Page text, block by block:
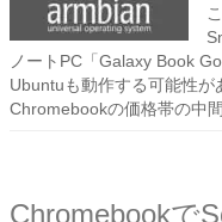
ノートPC「Galaxy Book
Ubuntuも動作する可能性が
Chromebookの価格帯の中